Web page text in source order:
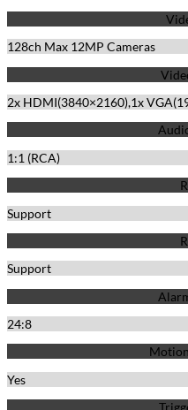
128ch Max 12MP Cameras
2x HDMI(3840×2160),1x
1:1 (RCA)
Support
Support
24:8
Yes